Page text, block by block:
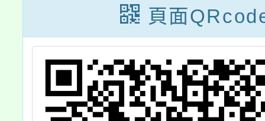
專業輔導及效能
精進計畫」北、
中、南共3場次
之初階教育訓
活動
歡迎
詳如
頁面